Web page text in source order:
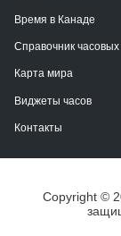
Время в Канаде
Справочник
Карта мира
Виджеты часов
Контакты
Copyright ©